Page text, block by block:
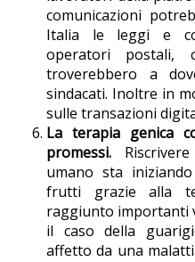
comunicazioni
Italia le leggi e
operatori
troverebbero a
sindacati. Inoltre in
sulle transazioni
La terapia genica
promessi.
umano sta
frutti grazie alla
raggiunto importanti
il caso della
affetto da una